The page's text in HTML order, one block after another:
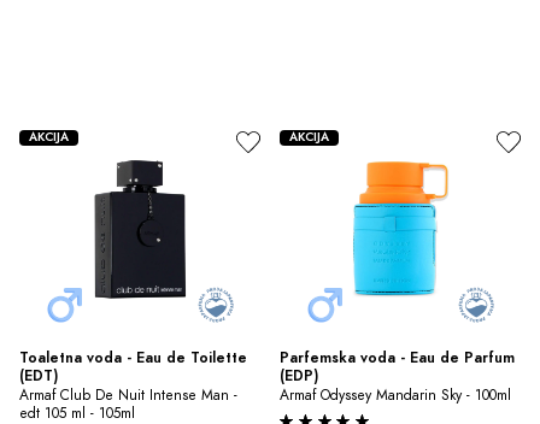
Toaletna voda - Eau de Toilette
(EDT)
Armaf Club De Nuit Intense Man -
edt 105 ml - 105ml
AKCIJA
Parfemska voda - Eau de Parfum
(EDP)
Armaf Odyssey Mandarin Sky - 100ml
AKCIJA